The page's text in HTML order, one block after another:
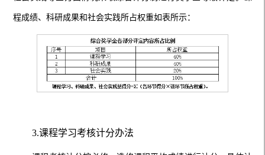
程成绩、科研成果和社会实践所占权重如表所示：
3.课程学习考核计分办法